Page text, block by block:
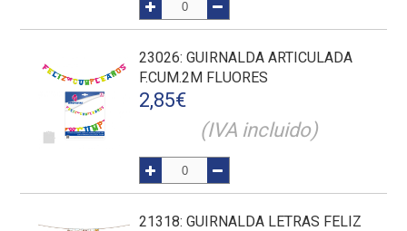
23026: GUIRNALDA ARTICULADA
F.CUM.2M FLUORES
2,85€
(IVA incluido)
21318: GUIRNALDA LETRAS FELIZ